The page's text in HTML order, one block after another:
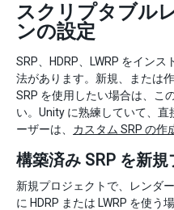
スクリプタブル
ンの設定
SRP、HDRP、LWRP をイン
法があります。新規、または
SRP を使用したい場合は、こ
い。Unity に熟練していて、直
ーザーは、 カスタム SRP の作
構築済み SRP を新
新規プロジェクトで、レンダ
に HDRP または LWRP を使